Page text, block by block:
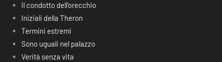
Il condotto dell’orecchio
Iniziali della Theron
Termini estremi
Sono uguali nel palazzo
Verità senza vita